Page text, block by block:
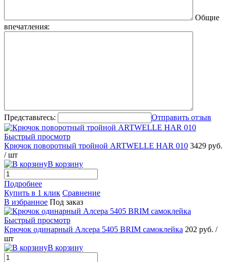
Общие
впечатления:
Представьтесь: Отправить отзыв
Быстрый просмотр
Крючок поворотный тройной ARTWELLE HAR 010 3429 руб.
/ шт
В корзину
Подробнее
Купить в 1 клик Сравнение
В избранное Под заказ
Быстрый просмотр
Крючок одинарный Алсера 5405 BRIM самоклейка 202 руб. /
шт
В корзину